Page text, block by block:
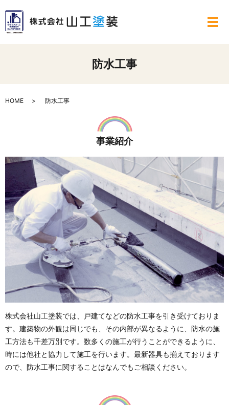
メ
防水工事
HOME 防水工事
事業紹介
株式会社山工塗装では、戸建てなどの防水工事を引き受けておりま
す。建築物の外観は同じでも、その内部が異なるように、防水の施
工方法も千差万別です。数多くの施工が行うことができるように、
時には他社と協力して施工を行います。最新器具も揃えております
ので、防水工事に関することはなんでもご相談ください。